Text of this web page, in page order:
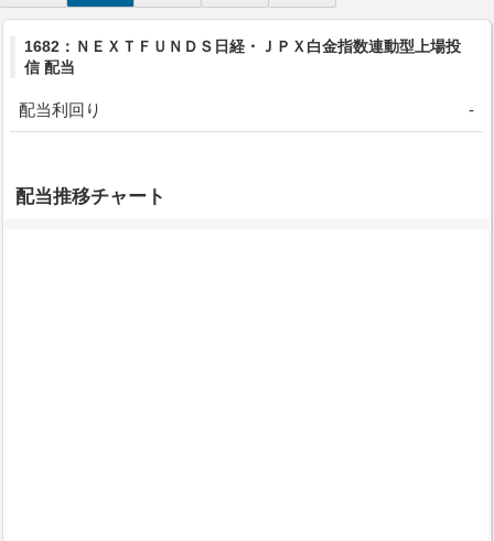
1682：ＮＥＸＴＦＵＮＤＳ日経・ＪＰＸ白金指数連動型上場投
信 配当
配当利回り -
配当推移チャート